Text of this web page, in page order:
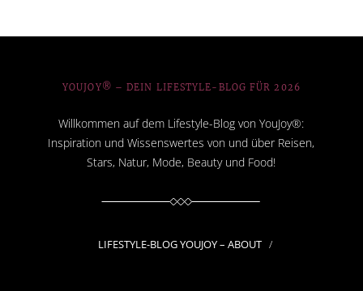
YOUJOY® – DEIN LIFESTYLE-BLOG FÜR 2026
Willkommen auf dem Lifestyle-Blog von YouJoy®:
Inspiration und Wissenswertes von und über Reisen,
Stars, Natur, Mode, Beauty und Food!
LIFESTYLE-BLOG YOUJOY – ABOUT